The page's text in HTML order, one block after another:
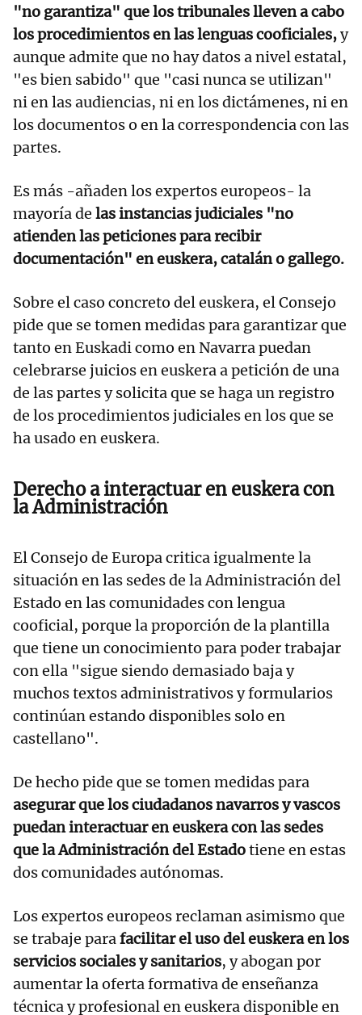
"no garantiza" que los tribunales lleven a cabo
los procedimientos en las lenguas cooficiales,y
aunque admite que no hay datos a nivel estatal,
"es bien sabido" que "casi nunca se utilizan"
ni en las audiencias, ni en los dictámenes, ni en
los documentos o en la correspondencia con las
partes.
Es más -añaden los expertos europeos- la
mayoría de las instancias judiciales "no
atienden las peticiones para recibir
documentación" en euskera, catalán o gallego.
Sobre el caso concreto del euskera, el Consejo
pide que se tomen medidas para garantizar que
tanto en Euskadi como en Navarra puedan
celebrarse juicios en euskera a petición de una
de las partes y solicita que se haga un registro
de los procedimientos judiciales en los que se
ha usado en euskera.
Derecho a interactuar en euskera con
la Administración
El Consejo de Europa critica igualmente la
situación en las sedes de la Administración del
Estado en las comunidades con lengua
cooficial, porque la proporción de la plantilla
que tiene un conocimiento para poder trabajar
con ella "sigue siendo demasiado baja y
muchos textos administrativos y formularios
continúan estando disponibles solo en
castellano".
De hecho pide que se tomen medidas para
asegurar que los ciudadanos navarros y vascos
puedan interactuar en euskera con las sedes
que la Administración del Estadotiene en estas
dos comunidades autónomas.
Los expertos europeos reclaman asimismo que
se trabaje parafacilitar el uso del euskera en los
servicios sociales y sanitarios, y abogan por
aumentar la oferta formativa de enseñanza
técnica y profesional en euskera disponible en